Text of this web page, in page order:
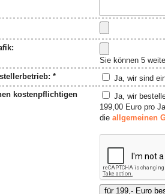
Sie können 5
*
Ja, wir sind
kostenpflichtigen
Ja, wir
199,00 Euro pro
die allgemeinen